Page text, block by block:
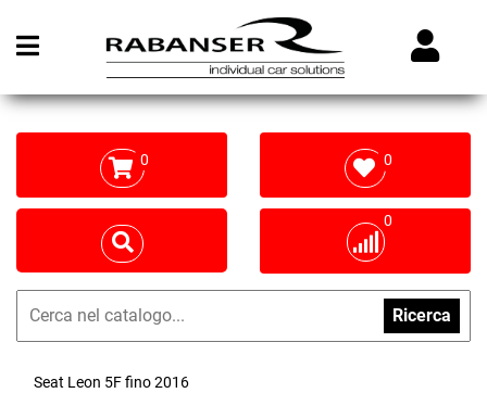
Open menu
0 0
0
Ricerca
Seat Leon 5F fino 2016